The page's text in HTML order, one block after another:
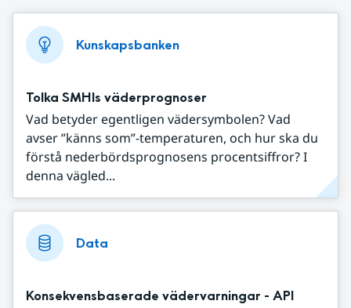
Kunskapsbanken
Tolka SMHIs väderprognoser
Vad betyder egentligen vädersymbolen? Vad
avser ”känns som”-temperaturen, och hur ska du
förstå nederbördsprognosens procentsiffror? I
denna vägled...
Data
Konsekvensbaserade vädervarningar - API